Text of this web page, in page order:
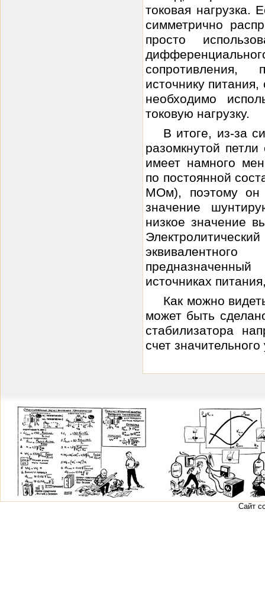
токовая нагрузка.
симметрично
просто
сопротивления,
источнику
необходимо
токовую нагрузку.
В итоге, из-за
разомкнутой
имеет намного
по постоянной
МОм), поэтому он
значение
низкое значение
источниках
Как можно
может быть
стабилизатора
счет
Сайт